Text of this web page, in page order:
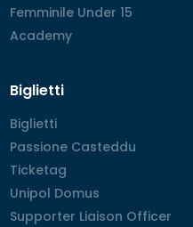
Femminile Under 15
Femminile Under 15
Academy
Academy
Biglietti
Biglietti
Biglietti
Passione Casteddu
Passione Casteddu
Ticketag
Ticketag
Unipol Domus
Unipol Domus
Supporter Liaison Officer
Supporter Liaison Officer